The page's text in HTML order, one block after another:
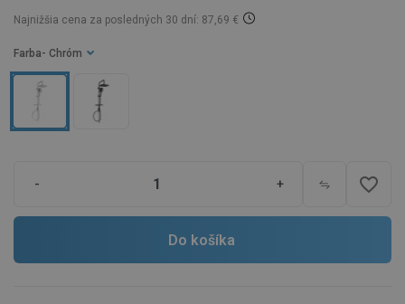
Najnižšia cena za posledných 30 dní: 87,69 €
Farba - Chróm
- + favorite_border
Do košíka